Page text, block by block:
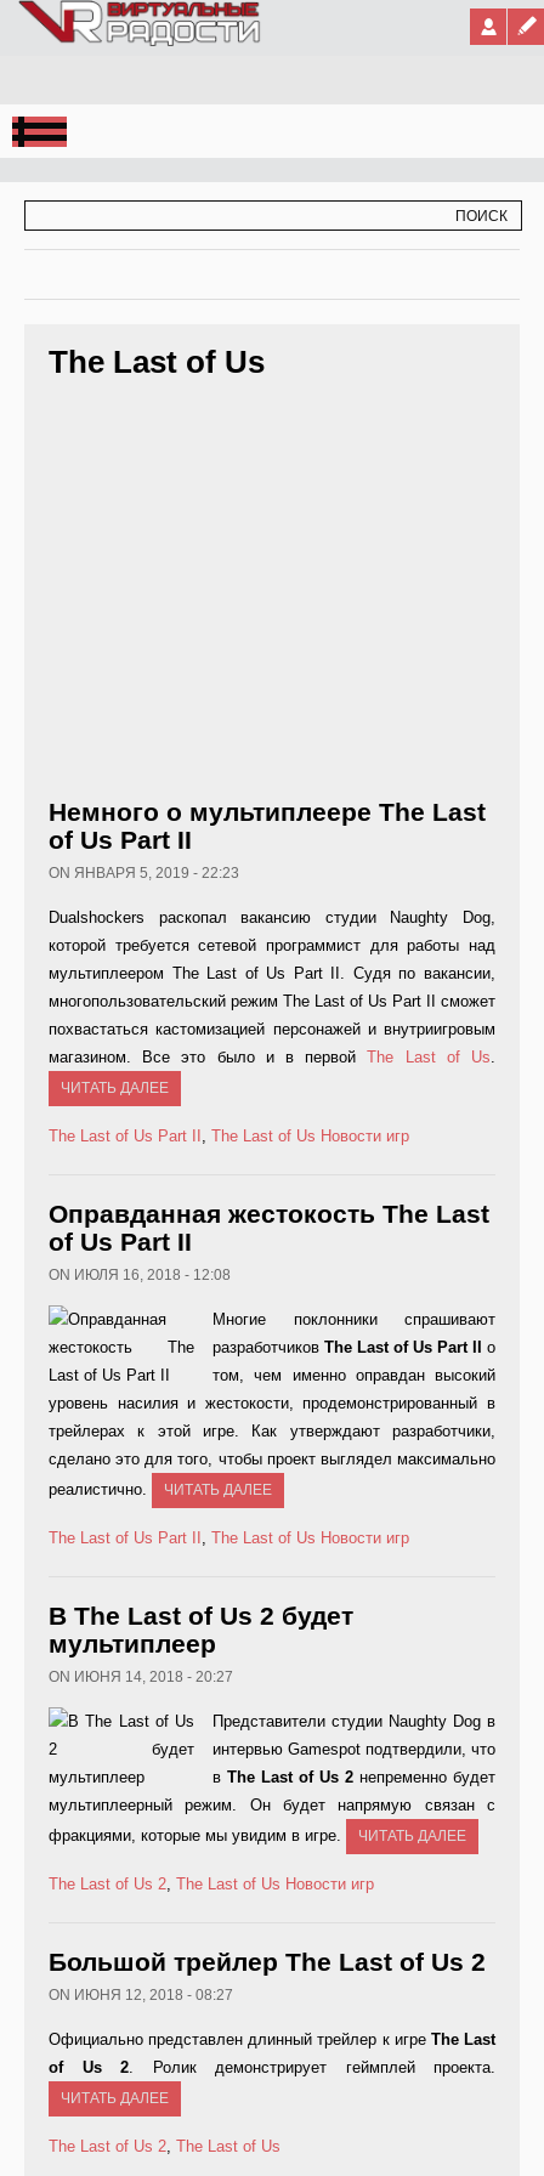
Jump to Navigation
The Last of Us
Немного о мультиплеере The Last
of Us Part II
ON ЯНВАРЯ 5, 2019 - 22:23
Dualshockers раскопал вакансию студии Naughty Dog,
которой требуется сетевой программист для работы над
мультиплеером The Last of Us Part II. Судя по вакансии,
многопользовательский режим The Last of Us Part II сможет
похвастаться кастомизацией персонажей и внутриигровым
магазином. Все это было и в первойThe Last of Us.
ЧИТАТЬ ДАЛЕЕ
The Last of Us Part II , The Last of Us Новости игр
Оправданная жестокость The Last
of Us Part II
ON ИЮЛЯ 16, 2018 - 12:08
Многие поклонники спрашивают
разработчиков The Last of Us Part II о
том, чем именно оправдан высокий
уровень насилия и жестокости, продемонстрированный в
трейлерах к этой игре. Как утверждают разработчики,
сделано это для того, чтобы проект выглядел максимально
реалистично.
ЧИТАТЬ ДАЛЕЕ
The Last of Us Part II , The Last of Us Новости игр
В The Last of Us 2 будет
мультиплеер
ON ИЮНЯ 14, 2018 - 20:27
Представители студии Naughty Dog в
интервью Gamespot подтвердили, что
в The Last of Us 2 непременно будет
мультиплеерный режим. Он будет напрямую связан с
фракциями, которые мы увидим в игре.
ЧИТАТЬ ДАЛЕЕ
The Last of Us 2, The Last of Us Новости игр
Большой трейлер The Last of Us 2
ON ИЮНЯ 12, 2018 - 08:27
Официально представлен длинный трейлер к игре The Last
of Us 2. Ролик демонстрирует геймплей проекта.
ЧИТАТЬ ДАЛЕЕ
The Last of Us 2, The Last of Us